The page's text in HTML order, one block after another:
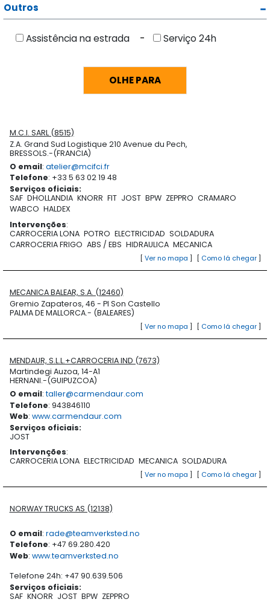
Outros
Assistência na estrada Serviço 24h
M.C.I. SARL (8515)
Z.A. Grand Sud Logistique 210 Avenue du Pech,
BRESSOLS.-(FRANCIA)
O email: atelier@mcifci.fr
Telefone: +33 5 63 02 19 48
Serviços oficiais:
SAF DHOLLANDIA KNORR FIT JOST BPW ZEPPRO CRAMARO
WABCO HALDEX
Intervenções:
CARROCERIA LONA POTRO ELECTRICIDAD SOLDADURA
CARROCERIA FRIGO ABS / EBS HIDRAULICA MECANICA
[ Como lá chegar]
[ Ver no mapa ]
MECANICA BALEAR, S.A. (12460)
Gremio Zapateros, 46 - PI Son Castello
PALMA DE MALLORCA.- (BALEARES)
[ Como lá chegar]
[ Ver no mapa ]
MENDAUR, S.L.L.+CARROCERIA IND (7673)
Martindegi Auzoa, 14-A1
HERNANI.-(GUIPUZCOA)
O email: taller@carmendaur.com
Telefone: 943846110
Web: www.carmendaur.com
Serviços oficiais:
JOST
Intervenções:
CARROCERIA LONA ELECTRICIDAD MECANICA SOLDADURA
[ Como lá chegar]
[ Ver no mapa ]
NORWAY TRUCKS AS (12138)
O email: rade@teamverksted.no
Telefone: +47 69.280.420
Web: www.teamverksted.no
Telefone 24h: +47 90.639.506
Serviços oficiais:
SAF KNORR JOST BPW ZEPPRO